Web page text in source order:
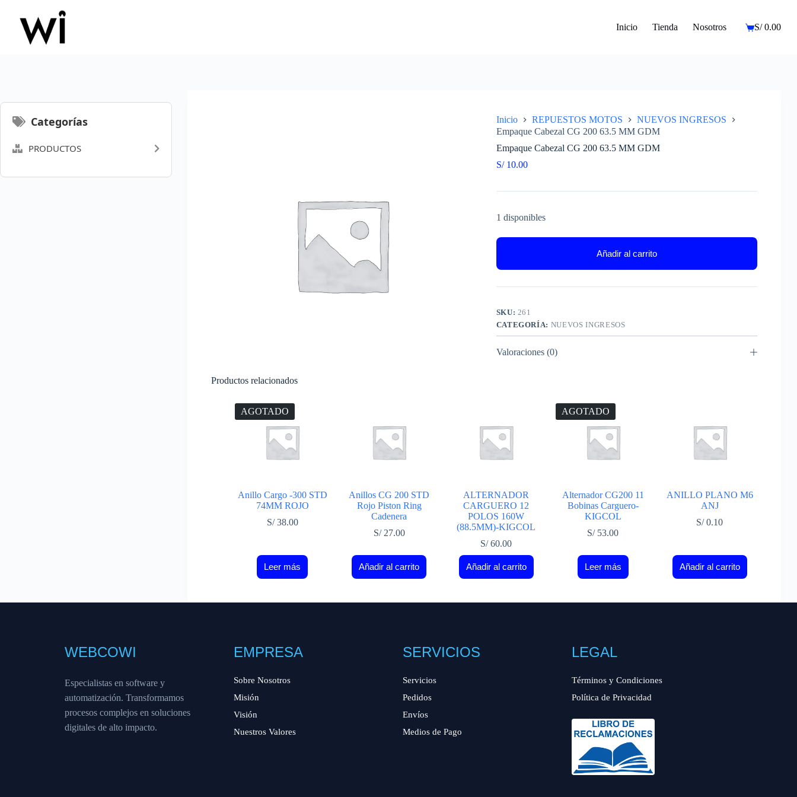
contenido
Inicio Tienda Nosotros
Carro
S/0.00
Inicio REPUESTOS MOTOS
NUEVOS INGRESOS
Empaque Cabezal CG 200 63.5 MM GDM
Empaque Cabezal CG 200 63.5 MM GDM
S/10.00
1 disponibles
Añadir al carrito
SKU: 261
CATEGORÍA: NUEVOS INGRESOS
Valoraciones (0)
Productos relacionados
AGOTADO
Anillo Cargo -300 STD
74MM ROJO
S/38.00
Leer más
Anillos CG 200 STD
Rojo Piston Ring
Cadenera
S/27.00
Añadir al carrito
ALTERNADOR
CARGUERO 12
POLOS 160W
(88.5MM)-KIGCOL
S/60.00
Añadir al carrito
AGOTADO
Alternador CG200 11
Bobinas Carguero-
KIGCOL
S/53.00
Leer más
ANILLO PLANO M6
ANJ
S/0.10
Añadir al carrito
Categorías
PRODUCTOS
WEBCOWI
Especialistas en software y
automatización. Transformamos
procesos complejos en soluciones
digitales de alto impacto.
EMPRESA
Sobre Nosotros
Misión
Visión
Nuestros Valores
SERVICIOS
Servicios
Pedidos
Envíos
Medios de Pago
LEGAL
Términos y Condiciones
Política de Privacidad